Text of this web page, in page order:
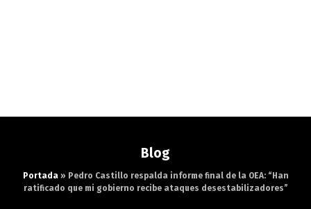
Blog
Portada» Pedro Castillo respalda informe final de la OEA: “Han
ratificado que mi gobierno recibe ataques desestabilizadores”